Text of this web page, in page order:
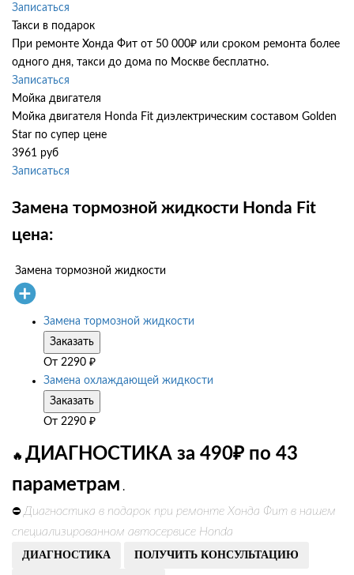
Записаться
Такси в подарок
При ремонте Хонда Фит от 50 000₽ или сроком ремонта более
одного дня, такси до дома по Москве бесплатно.
Записаться
Мойка двигателя
Мойка двигателя Honda Fit диэлектрическим составом Golden
Star по супер цене
3961 руб
Записаться
Замена тормозной жидкости Honda Fit
цена:
Замена тормозной жидкости
Замена тормозной жидкости
Заказать
От 2290 ₽
Замена охлаждающей жидкости
Заказать
От 2290 ₽
🔥 ДИАГНОСТИКА за 490₽ по 43
параметрам .
⛔ Диагностика в подарок при ремонте Хонда Фит в нашем
специализированном автосервисе Honda
ДИАГНОСТИКА ПОЛУЧИТЬ КОНСУЛЬТАЦИЮ